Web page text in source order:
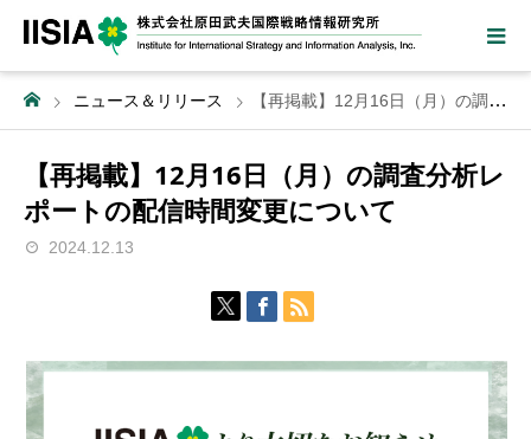
ニュース＆リリース 【再掲載】12月16日（月）の調査分析レポートの配信時間変更について
【再掲載】12月16日（月）の調査分析レ
ポートの配信時間変更について
2024.12.13